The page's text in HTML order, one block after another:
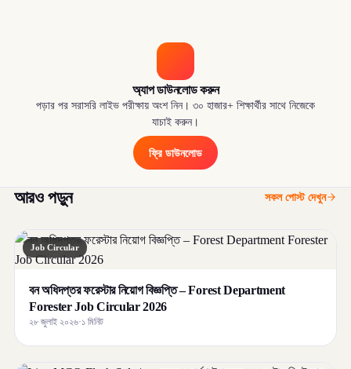
অ্যাপ ডাউনলোড করুন
পড়ার পর সরাসরি লাইভ পরীক্ষায় অংশ নিন। ৩০ হাজার+ শিক্ষার্থীর সাথে নিজেকে
যাচাই করুন।
ফ্রি ডাউনলোড
আরও পড়ুন সকল পোস্ট দেখুন
Job Circular
বন অধিদপ্তর ফরেস্টার নিয়োগ বিজ্ঞপ্তি – Forest Department
Forester Job Circular 2026
২৮ জুলাই ২০২৬·১ মিনিট